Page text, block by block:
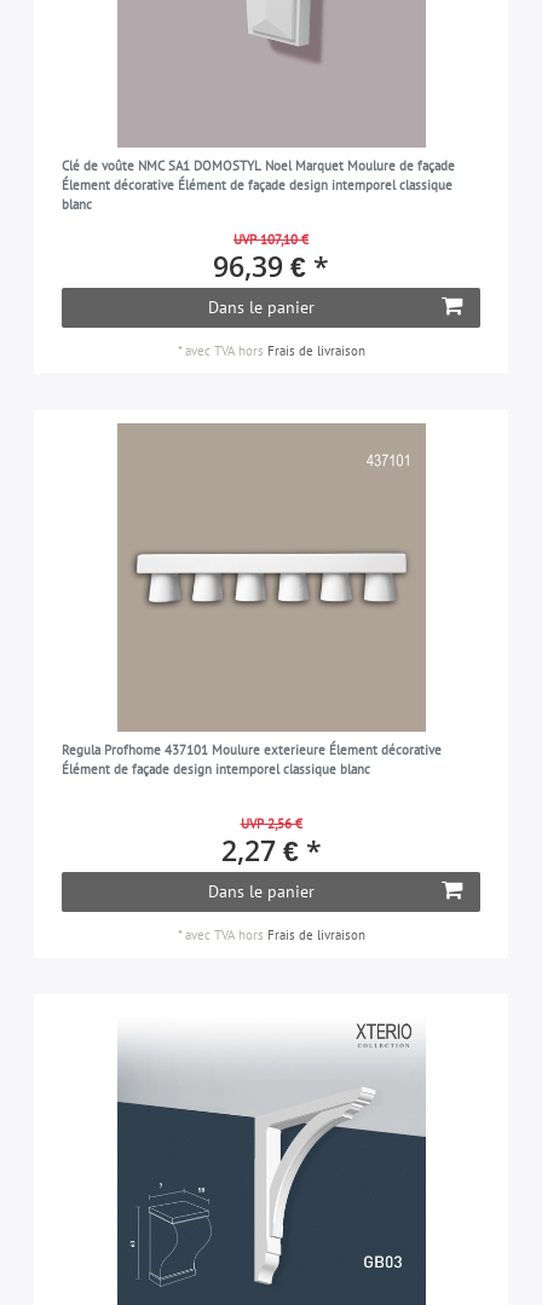
Clé de voûte NMC SA1 DOMOSTYL Noel Marquet Moulure de façade
Élement décorative Élément de façade design intemporel classique
blanc
UVP 107,10 €
96,39 € *
Dans le panier
*avec TVAhors Frais de livraison
Regula Profhome 437101 Moulure exterieure Élement décorative
Élément de façade design intemporel classique blanc
UVP 2,56 €
2,27 € *
Dans le panier
*avec TVAhors Frais de livraison